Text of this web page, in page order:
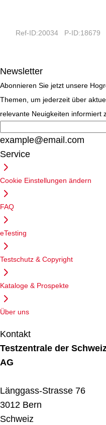
Ref-ID:20034 P-ID:18679
Newsletter
Abonnieren Sie jetzt unsere
Themen, um jederzeit über
relevante Neuigkeiten informiert
example@email.com
Service
Cookie Einstellungen ändern
FAQ
eTesting
Testschutz & Copyright
Kataloge & Prospekte
Über uns
Kontakt
Testzentrale der
AG
Länggass-Strasse 76
3012 Bern
Schweiz